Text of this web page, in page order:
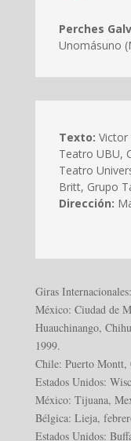
Perches
Unomásuno
Texto: Victor
Teatro UBU,
Teatro
Britt, Grupo
Dirección:
Giras Internacionales:
México: Ciudad de
Huauchinango,
1999.
Chile: Puerto
Estados Unidos:
México: Tijuana,
Bélgica: Lieja,
Estados Unidos: